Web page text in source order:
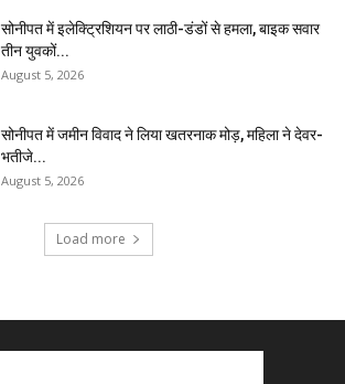
सोनीपत में इलेक्ट्रिशियन पर लाठी-डंडों से हमला, बाइक सवार
तीन युवकों...
August 5, 2026
सोनीपत में जमीन विवाद ने लिया खतरनाक मोड़, महिला ने देवर-
भतीजे...
August 5, 2026
Load more